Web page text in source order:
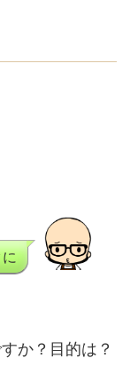
か？目的は？